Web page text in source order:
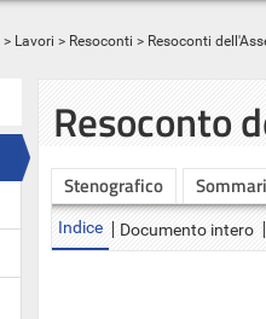
> Lavori > Resoconti > Resoconti
Resoconto
Stenografico
Indice Documento intero